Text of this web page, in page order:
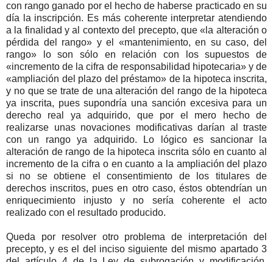
con rango ganado por el hecho de haberse practicado en su
día la inscripción. Es más coherente interpretar atendiendo
a la finalidad y al contexto del precepto, que «la alteración o
pérdida del rango» y el «mantenimiento, en su caso, del
rango» lo son sólo en relación con los supuestos de
«incremento de la cifra de responsabilidad hipotecaria» y de
«ampliación del plazo del préstamo» de la hipoteca inscrita,
y no que se trate de una alteración del rango de la hipoteca
ya inscrita, pues supondría una sanción excesiva para un
derecho real ya adquirido, que por el mero hecho de
realizarse unas novaciones modificativas darían al traste
con un rango ya adquirido. Lo lógico es sancionar la
alteración de rango de la hipoteca inscrita sólo en cuanto al
incremento de la cifra o en cuanto a la ampliación del plazo
si no se obtiene el consentimiento de los titulares de
derechos inscritos, pues en otro caso, éstos obtendrían un
enriquecimiento injusto y no sería coherente el acto
realizado con el resultado producido.
Queda por resolver otro problema de interpretación del
precepto, y es el del inciso siguiente del mismo apartado 3